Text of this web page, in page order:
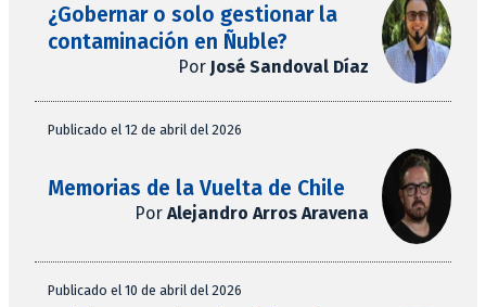
¿Gobernar o solo gestionar la
contaminación en Ñuble?
Por José Sandoval Díaz
Publicado el 12 de abril del 2026
Memorias de la Vuelta de Chile
Por Alejandro Arros Aravena
Publicado el 10 de abril del 2026